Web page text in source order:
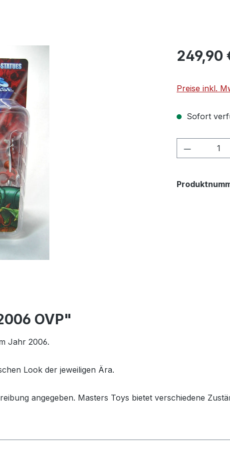
249,90
Preise inkl.
Sofort
OVP"
Jahr 2006.
Look der jeweiligen Ära.
angegeben. Masters Toys bietet verschiedene